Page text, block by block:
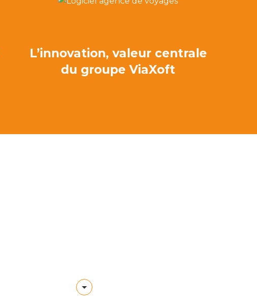
L’innovation, valeur centrale
du groupe ViaXoft